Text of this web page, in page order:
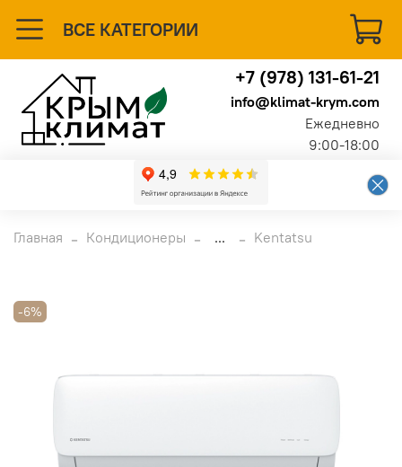
ВСЕ КАТЕГОРИИ
+7 (978) 131-61-21
info@klimat-krym.com
Ежедневно
9:00-18:00
Главная Кондиционеры ... Kentatsu
-6%